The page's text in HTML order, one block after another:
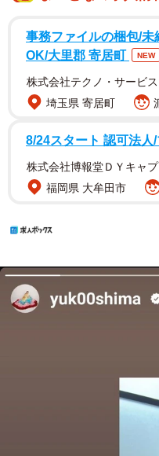
事務ファイルの梱包/
OK/大里郡 寄居町
NEW
株式会社テクノ・サービ
埼玉県 寄居町
8/24スタート 認可法人
株式会社博報堂ＤＹキャプ
福岡県 大牟田市